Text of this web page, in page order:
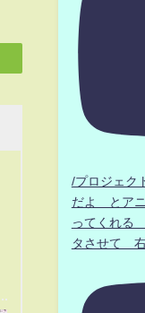
/プロジェ
だよ とアニ
ってくれる
タさせて 右